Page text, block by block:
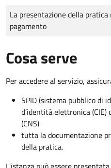
Tipo di pagamento
Importo
La presentazione della
pagamento
Cosa serve
Per accedere al servizio,
SPID (sistema pubblico di
d’identità elettronica
(CNS)
tutta la documentazione
della pratica.